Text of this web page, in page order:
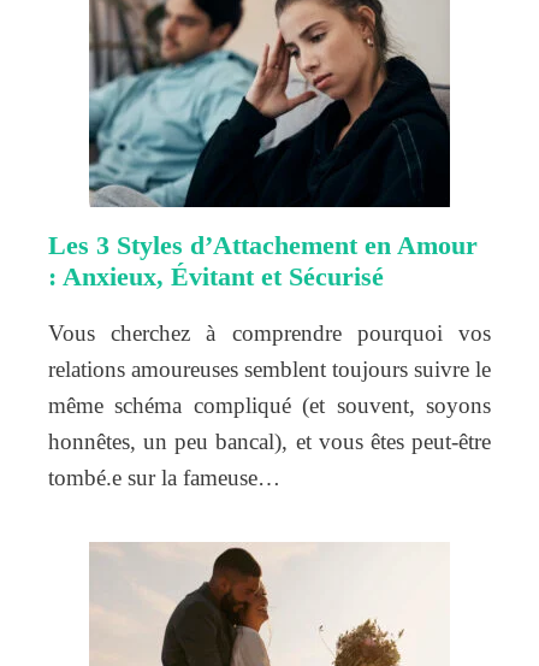
Les 3 Styles d’Attachement en Amour
: Anxieux, Évitant et Sécurisé
Vous cherchez à comprendre pourquoi vos
relations amoureuses semblent toujours suivre le
même schéma compliqué (et souvent, soyons
honnêtes, un peu bancal), et vous êtes peut-être
tombé.e sur la fameuse…